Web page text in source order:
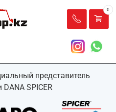
представитель
DANA SPICER
0